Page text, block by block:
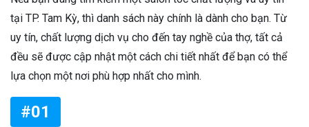
tại TP. Tam Kỳ, thì danh sách này chính là dành cho bạn. Từ
uy tín, chất lượng dịch vụ cho đến tay nghề của thợ, tất cả
đều sẽ được cập nhật một cách chi tiết nhất để bạn có thể
lựa chọn một nơi phù hợp nhất cho mình.
#01